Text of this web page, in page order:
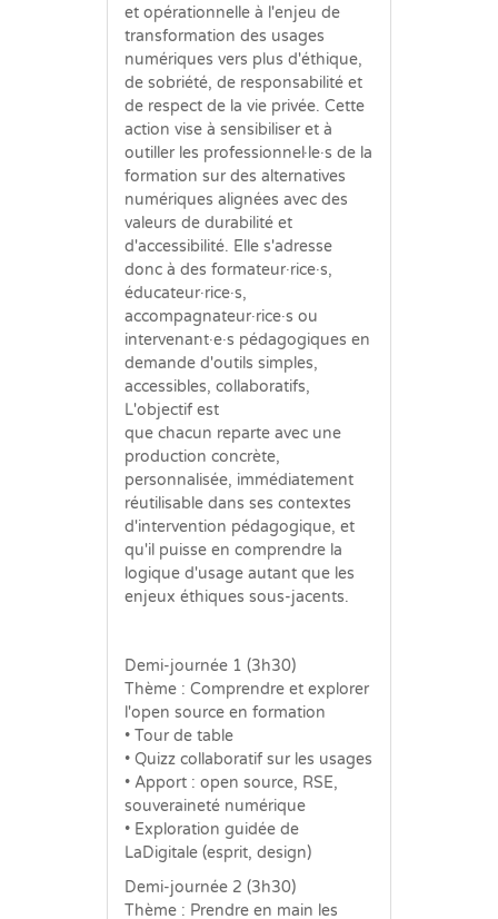
et opérationnelle à l'enjeu de
transformation des usages
numériques vers plus d'éthique,
de sobriété, de responsabilité et
de respect de la vie privée. Cette
action vise à sensibiliser et à
outiller les professionnel·le·s de la
formation sur des alternatives
numériques alignées avec des
valeurs de durabilité et
d'accessibilité. Elle s'adresse
donc à des formateur·rice·s,
éducateur·rice·s,
accompagnateur·rice·s ou
intervenant·e·s pédagogiques en
demande d'outils simples,
accessibles, collaboratifs,
L'objectif est
que chacun reparte avec une
production concrète,
personnalisée, immédiatement
réutilisable dans ses contextes
d'intervention pédagogique, et
qu'il puisse en comprendre la
logique d'usage autant que les
enjeux éthiques sous-jacents.
Demi-journée 1 (3h30)
Thème : Comprendre et explorer
l'open source en formation
• Tour de table
• Quizz collaboratif sur les usages
• Apport : open source, RSE,
souveraineté numérique
• Exploration guidée de
LaDigitale (esprit, design)
Demi-journée 2 (3h30)
Thème : Prendre en main les